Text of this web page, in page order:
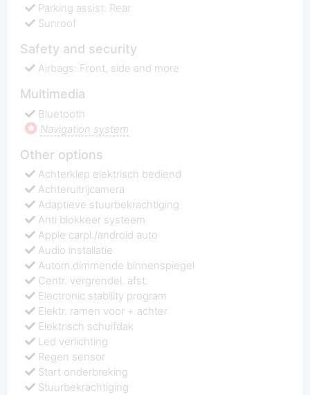
Parking assist: Rear
Sunroof
Safety and security
Airbags: Front, side and more
Multimedia
Bluetooth
Navigation system
Other options
Achterklep elektrisch bediend
Achteruitrijcamera
Adaptieve stuurbekrachtiging
Anti blokkeer systeem
Apple carpl./android auto
Audio installatie
Autom.dimmende binnenspiegel
Centr. vergrendel. afst.
Electronic stability program
Elektr. ramen voor + achter
Elektrisch schuifdak
Led verlichting
Regen sensor
Start onderbreking
Stuurbekrachtiging